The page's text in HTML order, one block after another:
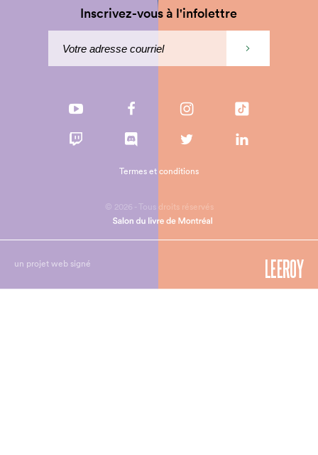
Inscrivez-vous à l'infolettre
© 2026 - Tous droits réservés
Termes et conditions
un projet web signé